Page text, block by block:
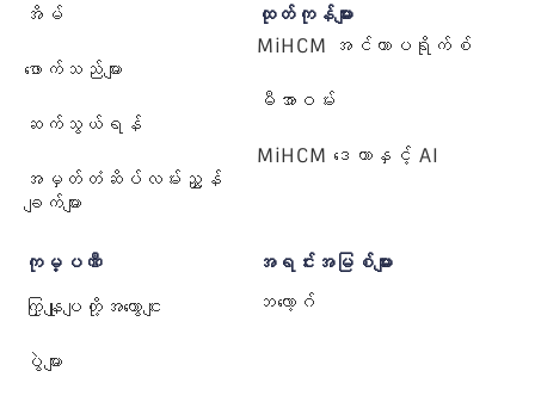
အိမ်
ဖောက်သည်များ
ဆက်သွယ်ရန်
အမှတ်တံဆိပ်လမ်းညွှန်
ချက်များ
ထုတ်ကုန်များ
MiHCM အင်တာပရိုက်စ်
မီအာဝမ်း
MiHCM ဒေတာနှင့် AI
ကုမ္ပဏီ
ကြှနျုပျတို့အကွောငျး
ပွဲများ
အရင်းအမြစ်များ
ဘလော့ဂ်